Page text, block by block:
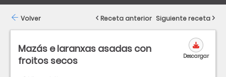
Mazás e laranxas asadas con
froitos secos
Descargar
Volver Receta anterior Siguiente receta